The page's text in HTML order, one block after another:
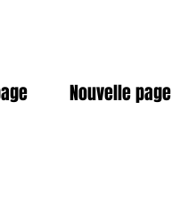
Nouvelle page